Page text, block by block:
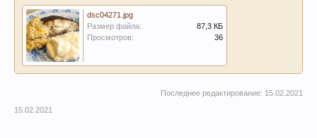
dsc04271.jpg
Размер файла:
87,3 КБ
Просмотров:
36
Последнее редактирование: 15.02.2021
15.02.2021